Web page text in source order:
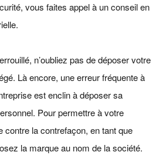
vous faites appel à un conseil en
n’oubliez pas de déposer votre
Là encore, une erreur fréquente à
est enclin à déposer sa
Pour permettre à votre
contre la contrefaçon, en tant que
la marque au nom de la société.